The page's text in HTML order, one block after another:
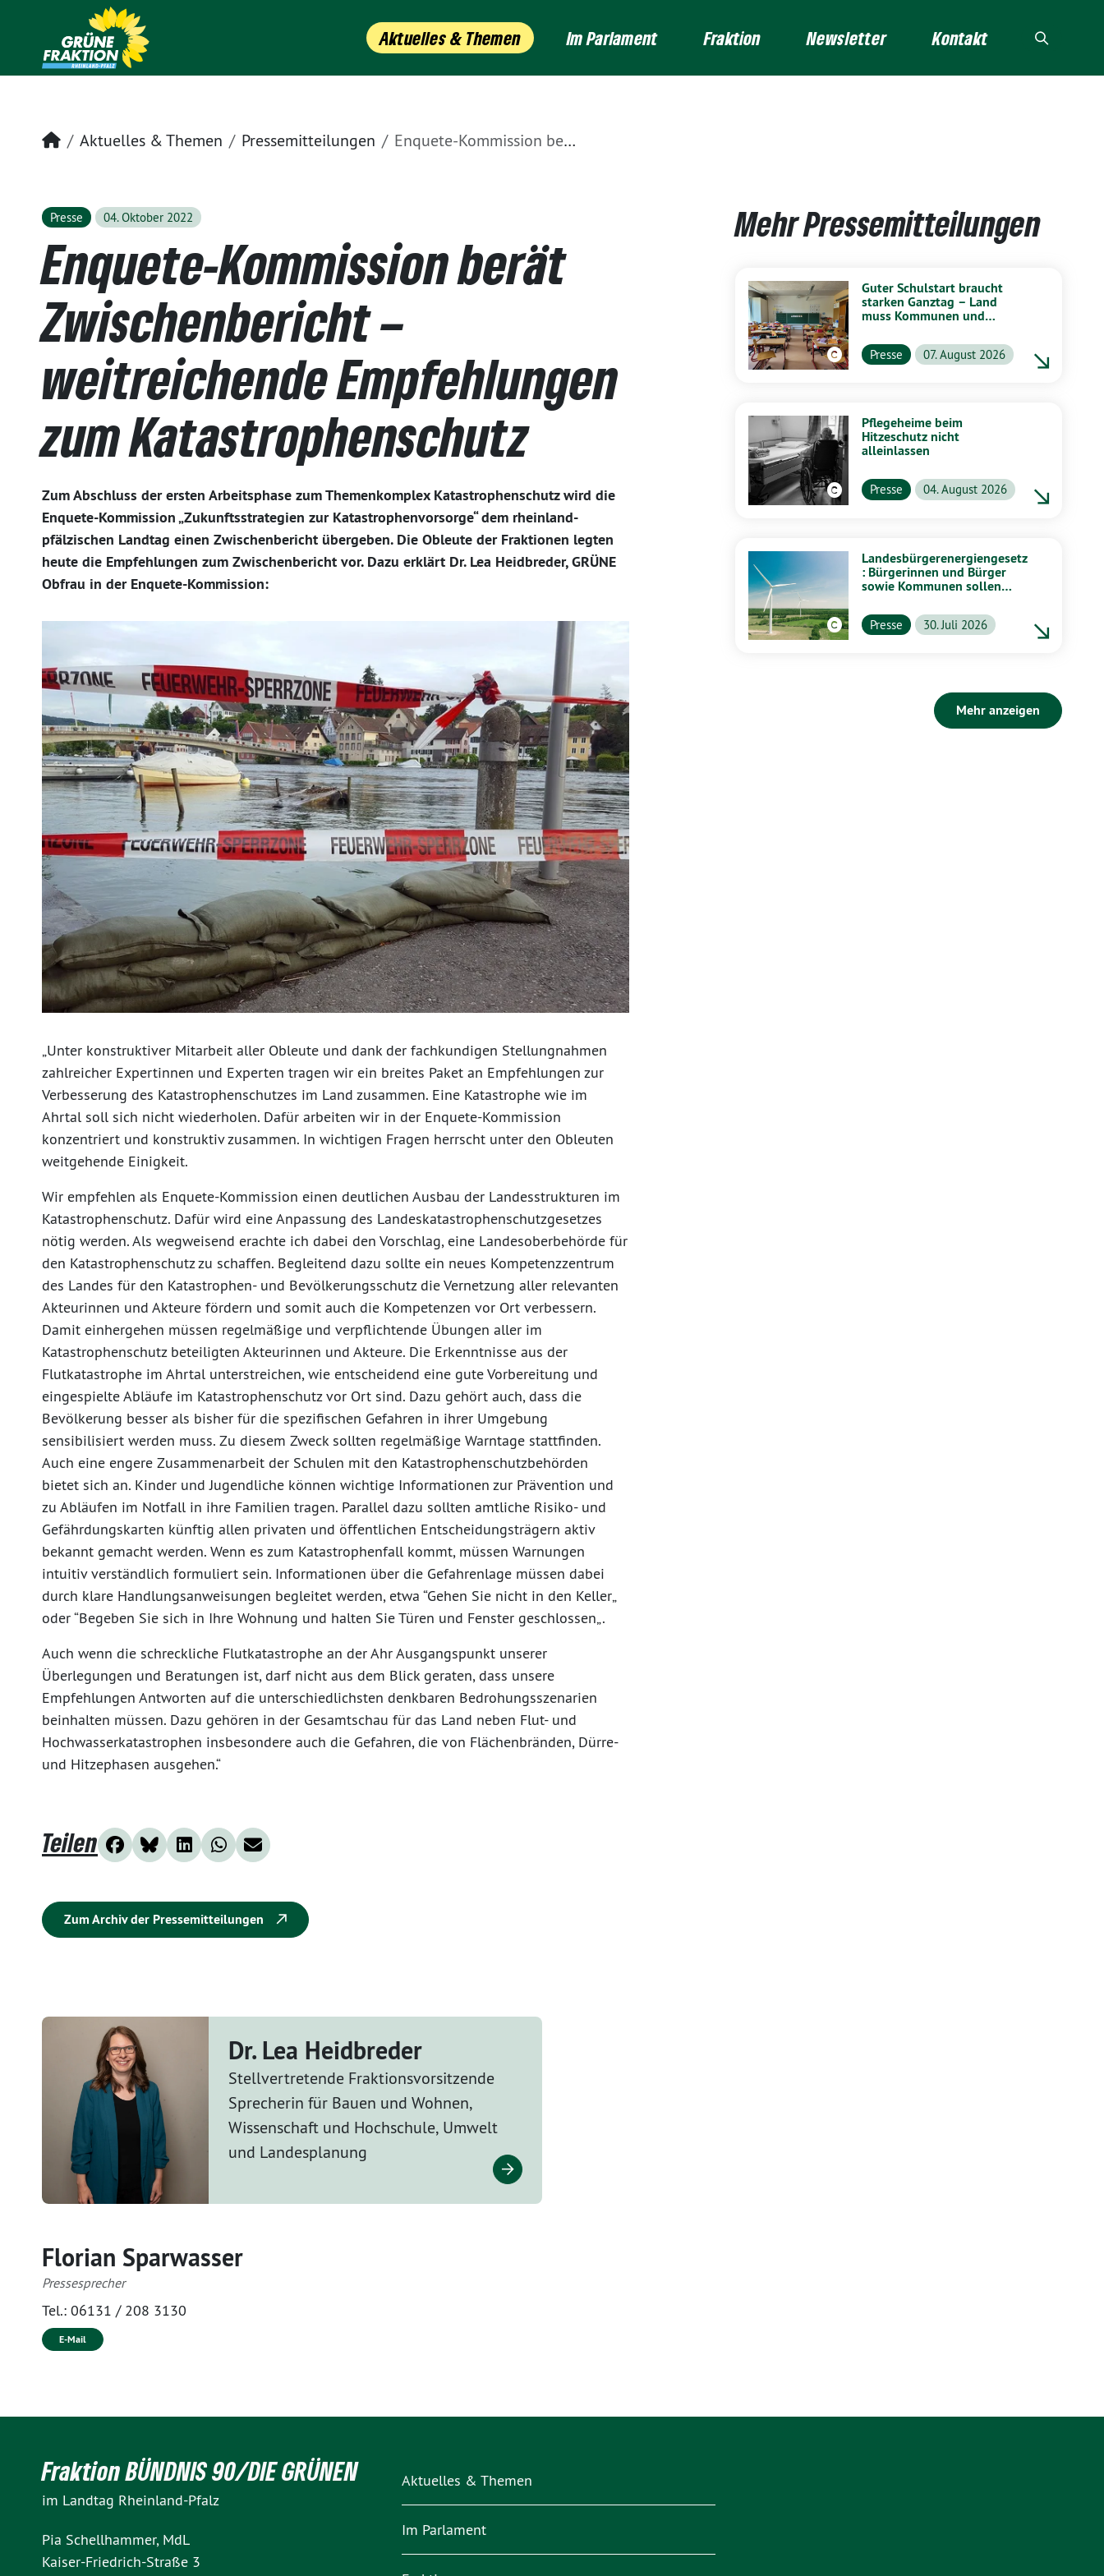
Aktuelles & Themen Im Parlament Fraktion Newsletter Kontakt
Startseite
Aktuelles & Themen Pressemitteilungen Enquete-Kommission berät Zwischenbericht – weitreichende Empfehlungen zum Katastrophenschutz
Presse 04. Oktober 2022
Enquete-Kommission berät
Zwischenbericht –
weitreichende Empfehlungen
zum Katastrophenschutz
Zum Abschluss der ersten Arbeitsphase zum Themenkomplex Katastrophenschutz wird die
Enquete-Kommission „Zukunftsstrategien zur Katastrophenvorsorge“ dem rheinland-
pfälzischen Landtag einen Zwischenbericht übergeben. Die Obleute der Fraktionen legten
heute die Empfehlungen zum Zwischenbericht vor. Dazu erklärt Dr. Lea Heidbreder, GRÜNE
Obfrau in der Enquete-Kommission:
„Unter konstruktiver Mitarbeit aller Obleute und dank der fachkundigen Stellungnahmen
zahlreicher Expertinnen und Experten tragen wir ein breites Paket an Empfehlungen zur
Verbesserung des Katastrophenschutzes im Land zusammen. Eine Katastrophe wie im
Ahrtal soll sich nicht wiederholen. Dafür arbeiten wir in der Enquete-Kommission
konzentriert und konstruktiv zusammen. In wichtigen Fragen herrscht unter den Obleuten
weitgehende Einigkeit.
Wir empfehlen als Enquete-Kommission einen deutlichen Ausbau der Landesstrukturen im
Katastrophenschutz. Dafür wird eine Anpassung des Landeskatastrophenschutzgesetzes
nötig werden. Als wegweisend erachte ich dabei den Vorschlag, eine Landesoberbehörde für
den Katastrophenschutz zu schaffen. Begleitend dazu sollte ein neues Kompetenzzentrum
des Landes für den Katastrophen- und Bevölkerungsschutz die Vernetzung aller relevanten
Akteurinnen und Akteure fördern und somit auch die Kompetenzen vor Ort verbessern.
Damit einhergehen müssen regelmäßige und verpflichtende Übungen aller im
Katastrophenschutz beteiligten Akteurinnen und Akteure. Die Erkenntnisse aus der
Flutkatastrophe im Ahrtal unterstreichen, wie entscheidend eine gute Vorbereitung und
eingespielte Abläufe im Katastrophenschutz vor Ort sind. Dazu gehört auch, dass die
Bevölkerung besser als bisher für die spezifischen Gefahren in ihrer Umgebung
sensibilisiert werden muss. Zu diesem Zweck sollten regelmäßige Warntage stattfinden.
Auch eine engere Zusammenarbeit der Schulen mit den Katastrophenschutzbehörden
bietet sich an. Kinder und Jugendliche können wichtige Informationen zur Prävention und
zu Abläufen im Notfall in ihre Familien tragen. Parallel dazu sollten amtliche Risiko- und
Gefährdungskarten künftig allen privaten und öffentlichen Entscheidungsträgern aktiv
bekannt gemacht werden. Wenn es zum Katastrophenfall kommt, müssen Warnungen
intuitiv verständlich formuliert sein. Informationen über die Gefahrenlage müssen dabei
durch klare Handlungsanweisungen begleitet werden, etwa “Gehen Sie nicht in den Keller„
oder “Begeben Sie sich in Ihre Wohnung und halten Sie Türen und Fenster geschlossen„.
Auch wenn die schreckliche Flutkatastrophe an der Ahr Ausgangspunkt unserer
Überlegungen und Beratungen ist, darf nicht aus dem Blick geraten, dass unsere
Empfehlungen Antworten auf die unterschiedlichsten denkbaren Bedrohungsszenarien
beinhalten müssen. Dazu gehören in der Gesamtschau für das Land neben Flut- und
Hochwasserkatastrophen insbesondere auch die Gefahren, die von Flächenbränden, Dürre-
und Hitzephasen ausgehen.“
Teilen
Zum Archiv der Pressemitteilungen
Mehr Pressemitteilungen
Guter Schulstart braucht
starken Ganztag – Land
muss Kommunen und
Presse 07. August 2026
Pflegeheime beim
Hitzeschutz nicht
alleinlassen
Presse 04. August 2026
Landesbürgerenergiengesetz
: Bürgerinnen und Bürger
sowie Kommunen sollen
profitieren
Presse 30. Juli 2026
Mehr anzeigen
Dr. Lea Heidbreder
Stellvertretende Fraktionsvorsitzende
Sprecherin für Bauen und Wohnen,
Wissenschaft und Hochschule, Umwelt
und Landesplanung
Florian Sparwasser
Pressesprecher
Tel.: 06131 / 208 3130
E-Mail
Fraktion BÜNDNIS 90/DIE GRÜNEN
im Landtag Rheinland-Pfalz
Pia Schellhammer, MdL
Kaiser-Friedrich-Straße 3
Aktuelles & Themen
Im Parlament